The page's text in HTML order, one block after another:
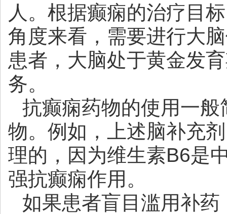
人。根据癫痫的治疗目
角度来看，需要进行大
患者，大脑处于黄金发
务。
抗癫痫药物的使用一
物。例如，上述脑补充
理的，因为维生素B6是
强抗癫痫作用。
如果患者盲目滥用补